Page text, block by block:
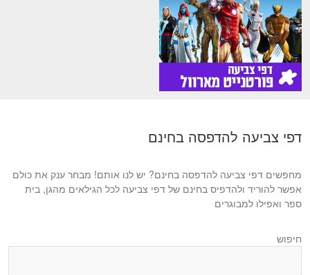
דפי צביעה להדפסה בחינם
מחפשים דפי צביעה להדפסה בחינם? יש לנו אותם! מבחר ענק את כולם
אפשר להוריד ולהדפיס בחינם של דפי צביעה לכל הגילאים מהגן, בית
ספר ואפילו למבוגרים
חיפוש